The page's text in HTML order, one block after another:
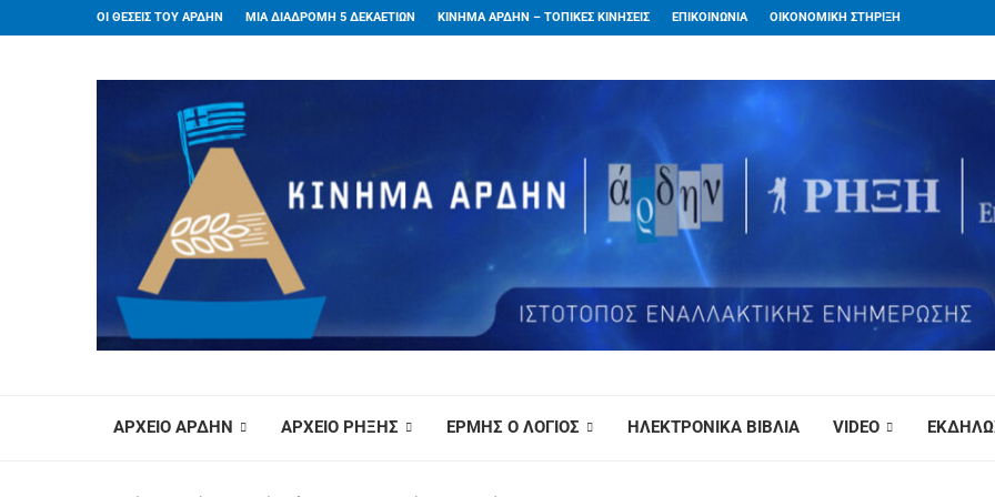
ΟΙ ΘΕΣΕΙΣ ΤΟΥ ΑΡΔΗΝ ΜΙΑ ΔΙΑΔΡΟΜΗ 5 ΔΕΚΑΕΤΙΩΝ ΚΙΝΗΜΑ ΑΡΔΗΝ – ΤΟΠΙΚΕΣ ΚΙΝΗΣΕΙΣ ΕΠΙΚΟΙΝΩΝΙΑ ΟΙΚΟΝΟΜΙΚΗ ΣΤΗΡΙΞΗ
ΑΡΧΕΙΟ ΑΡΔΗΝ ΑΡΧΕΙΟ ΡΗΞΗΣ ΕΡΜΗΣ Ο ΛΟΓΙΟΣ ΗΛΕΚΤΡΟΝΙΚΑ ΒΙΒΛΙΑ VIDEO